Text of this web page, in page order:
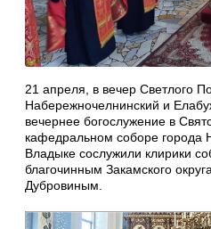
21 апреля, в вечер Светлого
Набережночелнинский и
вечернее богослужение в
кафедральном соборе города
Владыке сослужили клирики
благочинным Закамского
Дубровиным.